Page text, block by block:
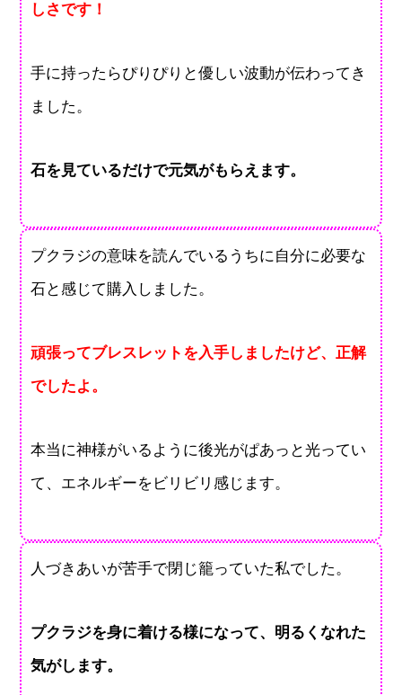
しさです！
手に持ったらぴりぴりと優しい波動が伝わってき
ました。
石を見ているだけで元気がもらえます。
プクラジの意味を読んでいるうちに自分に必要な
石と感じて購入しました。
頑張ってブレスレットを入手しましたけど、正解
でしたよ。
本当に神様がいるように後光がぱあっと光ってい
て、エネルギーをビリビリ感じます。
人づきあいが苦手で閉じ籠っていた私でした。
プクラジを身に着ける様になって、明るくなれた
気がします。